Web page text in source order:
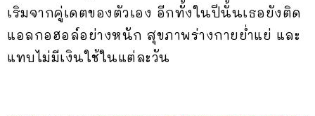
เริมจากคู่เดตของตัวเอง อีกทั้งในปีนั้นเธอยังติด
แอลกอฮอล์อย่างหนัก สุขภาพร่างกายย่ำแย่ และ
แทบไม่มีเงินใช้ในแต่ละวัน